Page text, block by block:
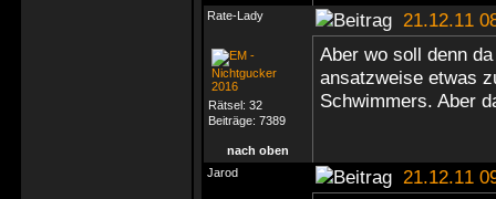
Rate-Lady
21.12.11
Rätsel: 32
Beiträge: 7389
Aber wo soll denn
ansatzweise etwas
Schwimmers. Aber
nach oben
Jarod
21.12.11